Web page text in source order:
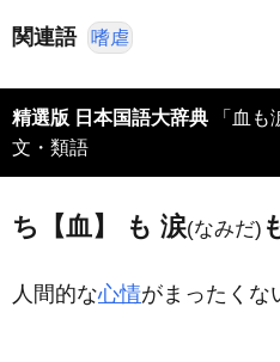
関連語 嗜虐
精選版 日本国語大辞典
文・類語
ち【血】 も 涙(なみだ)
人間的な心情がまったくな